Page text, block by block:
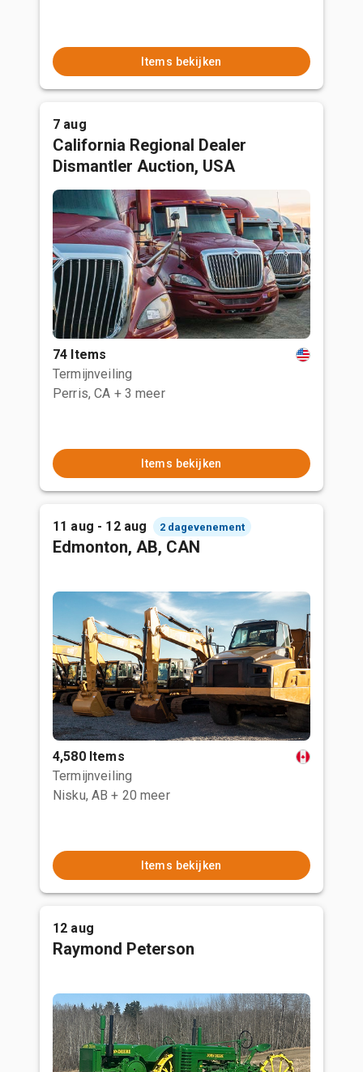
Items bekijken
7 aug
California Regional Dealer
Dismantler Auction, USA
74 Items
Termijnveiling
Perris, CA + 3 meer
Items bekijken
11 aug - 12 aug 2 dagevenement
Edmonton, AB, CAN
4,580 Items
Termijnveiling
Nisku, AB + 20 meer
Items bekijken
12 aug
Raymond Peterson